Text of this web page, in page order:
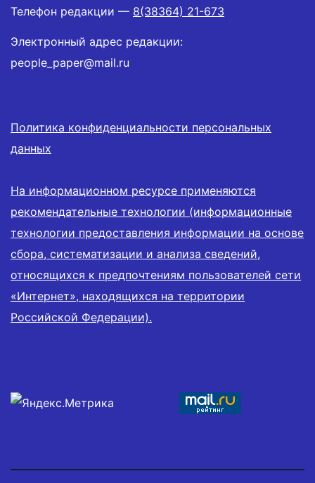
Телефон редакции — 8(38364) 21-673
Электронный адрес редакции:
people_paper@mail.ru
Политика конфиденциальности персональных
данных
На информационном ресурсе применяются
рекомендательные технологии (информационные
технологии предоставления информации на основе
сбора, систематизации и анализа сведений,
относящихся к предпочтениям пользователей сети
«Интернет», находящихся на территории
Российской Федерации).